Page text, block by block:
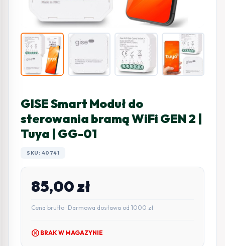
GISE Smart Moduł do
sterowania bramą WiFi GEN 2 |
Tuya | GG-01
SKU: 40741
85,00zł
Cena brutto · Darmowa dostawa od 1000 zł
cancel BRAK W MAGAZYNIE